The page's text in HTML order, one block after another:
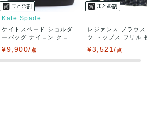
Kate Spade
ケイトスペード ショルダ
ーバッグ ナイロン クロ
¥9,900/ 点
レジァンス ブラウス
ツ トップス フリル 長
¥3,521/ 点